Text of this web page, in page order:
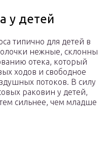
у детей
типично для детей в
нежные, склонны
отека, который
ходов и свободное
потоков. В силу
раковин у детей,
сильнее, чем младше